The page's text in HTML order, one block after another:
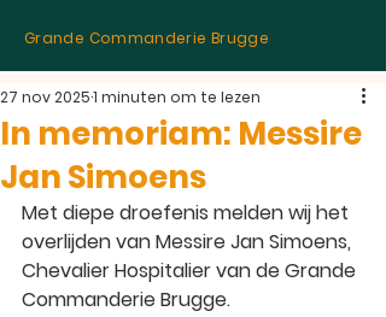
Grande Commanderie Brugge
In memoriam: Messire
Jan Simoens
27 nov 20251 minuten om te lezen
Met diepe droefenis melden wij het
overlijden van Messire Jan Simoens,
Chevalier Hospitalier van de Grande
Commanderie Brugge.